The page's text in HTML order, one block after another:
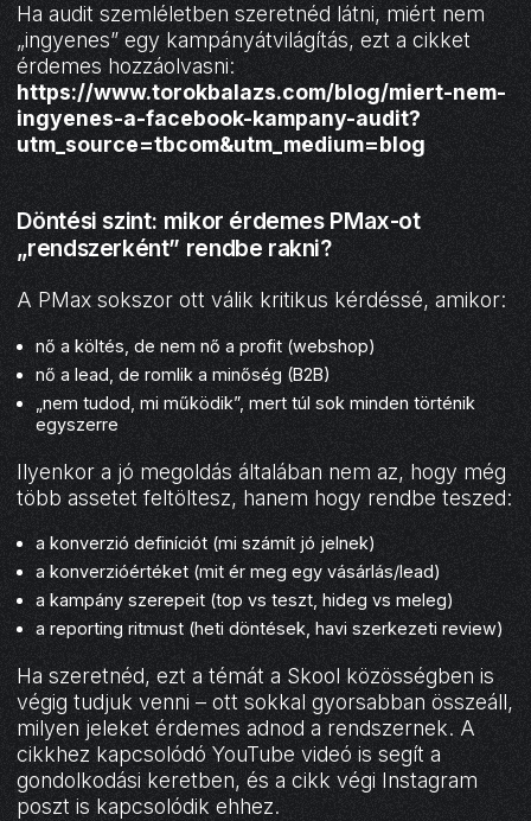
Ha audit szemléletben szeretnéd látni, miért nem
„ingyenes” egy kampányátvilágítás, ezt a cikket
érdemes hozzáolvasni:
https://www.torokbalazs.com/blog/miert-nem-
ingyenes-a-facebook-kampany-audit?
utm_source=tbcom&utm_medium=blog
Döntési szint: mikor érdemes PMax-ot
„rendszerként” rendbe rakni?
A PMax sokszor ott válik kritikus kérdéssé, amikor:
nő a költés, de nem nő a profit (webshop)
nő a lead, de romlik a minőség (B2B)
„nem tudod, mi működik”, mert túl sok minden történik
egyszerre
Ilyenkor a jó megoldás általában nem az, hogy még
több assetet feltöltesz, hanem hogy rendbe teszed:
a konverzió definíciót (mi számít jó jelnek)
a konverzióértéket (mit ér meg egy vásárlás/lead)
a kampány szerepeit (top vs teszt, hideg vs meleg)
a reporting ritmust (heti döntések, havi szerkezeti review)
Ha szeretnéd, ezt a témát a Skool közösségben is
végig tudjuk venni – ott sokkal gyorsabban összeáll,
milyen jeleket érdemes adnod a rendszernek. A
cikkhez kapcsolódó YouTube videó is segít a
gondolkodási keretben, és a cikk végi Instagram
poszt is kapcsolódik ehhez.